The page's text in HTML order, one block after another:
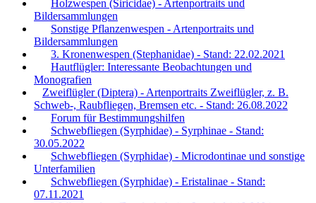
Holzwespen (Siricidae) - Artenportraits und
Bildersammlungen
Sonstige Pflanzenwespen - Artenportraits und
Bildersammlungen
3. Kronenwespen (Stephanidae) - Stand: 22.02.2021
Hautflügler: Interessante Beobachtungen und
Monografien
Zweiflügler (Diptera) - Artenportraits Zweiflügler, z. B.
Schweb-, Raubfliegen, Bremsen etc. - Stand: 26.08.2022
Forum für Bestimmungshilfen
Schwebfliegen (Syrphidae) - Syrphinae - Stand:
30.05.2022
Schwebfliegen (Syrphidae) - Microdontinae und sonstige
Unterfamilien
Schwebfliegen (Syrphidae) - Eristalinae - Stand:
07.11.2021